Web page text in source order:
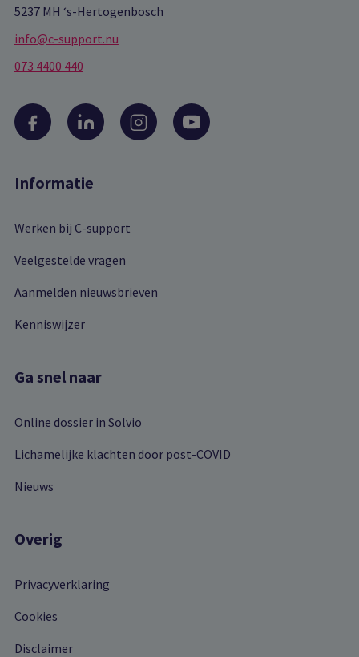
5237 MH ‘s-Hertogenbosch
info@c-support.nu
073 4400 440
Informatie
Werken bij C-support
Veelgestelde vragen
Aanmelden nieuwsbrieven
Kenniswijzer
Ga snel naar
Online dossier in Solvio
Lichamelijke klachten door post-COVID
Nieuws
Overig
Privacyverklaring
Cookies
Disclaimer